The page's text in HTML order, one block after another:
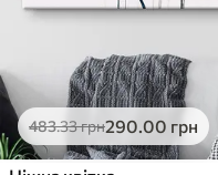
483.33грн290.00 грн